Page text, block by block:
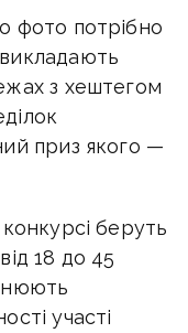
фото потрібно
з хештегом
приз якого —
беруть
18 до 45
участі